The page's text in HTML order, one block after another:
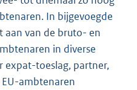
In bijgevoegde
aan van de bruto- en
in diverse
expat-toeslag, partner,
ambtenaren